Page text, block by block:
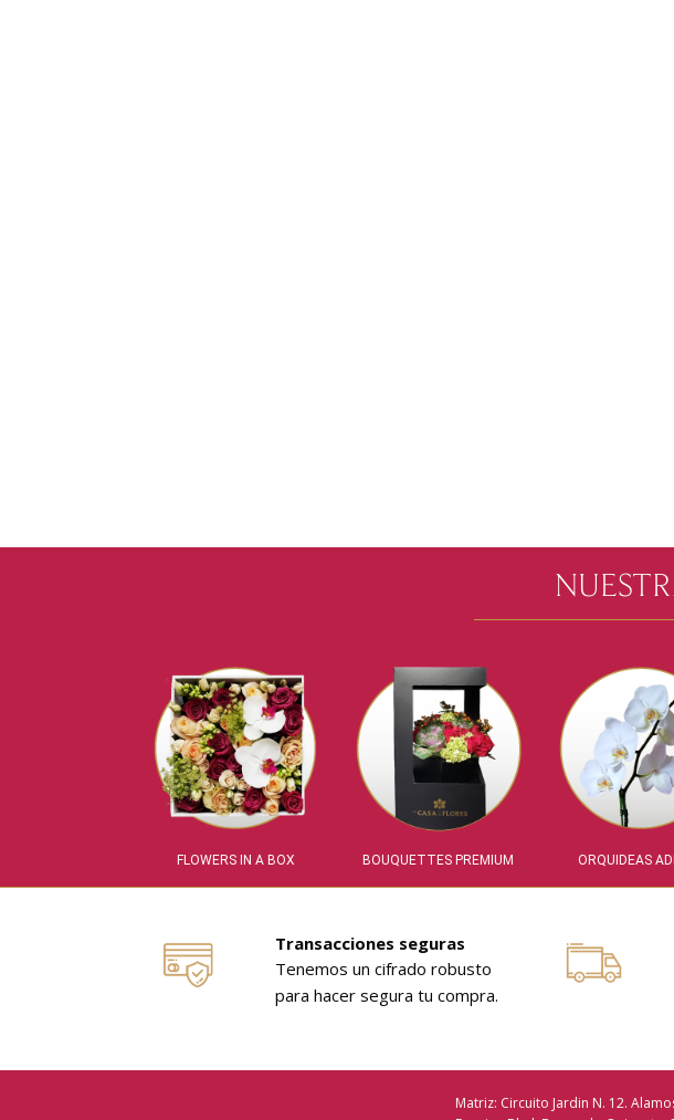
FLOWERS IN A BOX BOUQUETTES PREMIUM ORQUIDEAS
Transacciones seguras
Tenemos un cifrado robusto
para hacer segura tu compra.
Matriz: Circuito Jardin N. 12.